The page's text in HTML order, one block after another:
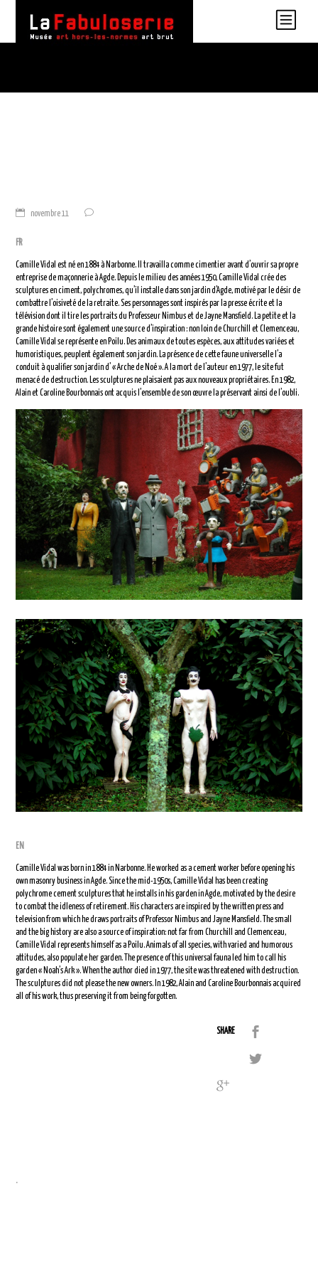
novembre 11
FR
Camille Vidal est né en 1884 à Narbonne. Il travailla comme cimentier avant d’ouvrir sa propre
entreprise de maçonnerie à Agde. Depuis le milieu des années 1950, Camille Vidal crée des
sculptures en ciment, polychromes, qu’il installe dans son jardin d’Agde, motivé par le désir de
combattre l’oisiveté de la retraite. Ses personnages sont inspirés par la presse écrite et la
télévision dont il tire les portraits du Professeur Nimbus et de Jayne Mansfield. La petite et la
grande histoire sont également une source d’inspiration : non loin de Churchill et Clemenceau,
Camille Vidal se représente en Poilu. Des animaux de toutes espèces, aux attitudes variées et
humoristiques, peuplent également son jardin. La présence de cette faune universelle l’a
conduit à qualifier son jardin d’ « Arche de Noé ». A la mort de l’auteur en 1977, le site fut
menacé de destruction. Les sculptures ne plaisaient pas aux nouveaux propriétaires. En 1982,
Alain et Caroline Bourbonnais ont acquis l’ensemble de son œuvre la préservant ainsi de l’oubli.
EN
Camille Vidal was born in 1884 in Narbonne. He worked as a cement worker before opening his
own masonry business in Agde. Since the mid-1950s, Camille Vidal has been creating
polychrome cement sculptures that he installs in his garden in Agde, motivated by the desire
to combat the idleness of retirement. His characters are inspired by the written press and
television from which he draws portraits of Professor Nimbus and Jayne Mansfield. The small
and the big history are also a source of inspiration: not far from Churchill and Clemenceau,
Camille Vidal represents himself as a Poilu. Animals of all species, with varied and humorous
attitudes, also populate her garden. The presence of this universal fauna led him to call his
garden « Noah’s Ark ». When the author died in 1977, the site was threatened with destruction.
The sculptures did not please the new owners. In 1982, Alain and Caroline Bourbonnais acquired
all of his work, thus preserving it from being forgotten.
SHARE
.